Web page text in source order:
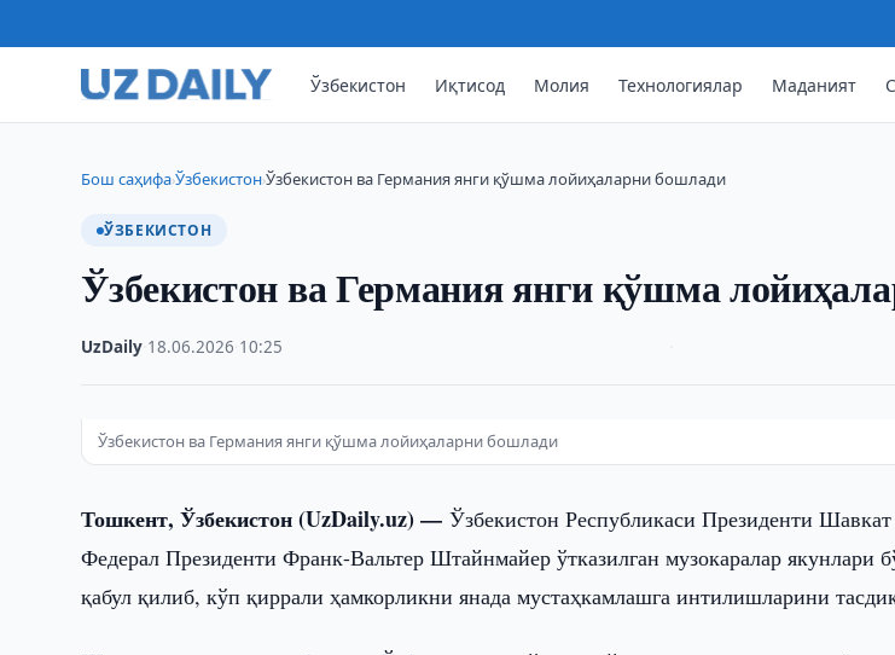
Ўзбекистон Иқтисод Молия Технологиялар Маданият
Бош саҳифа›Ўзбекистон›Ўзбекистон ва Германия янги қўшма лойиҳаларни бошлади
ЎЗБЕКИСТОН
Ўзбекистон ва Германия янги қўшма
UzDaily 18.06.2026 10:25
Ўзбекистон ва Германия янги қўшма лойиҳаларни бошлади
Тошкент, Ўзбекистон (UzDaily.uz) —Ўзбекистон Республикаси Президенти
Федерал Президенти Франк-Вальтер Штайнмайер ўтказилган музокаралар якунлари
қабул қилиб, кўп қиррали ҳамкорликни янада мустаҳкамлашга интилишларини